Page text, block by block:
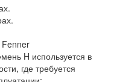
H используется в
где требуется